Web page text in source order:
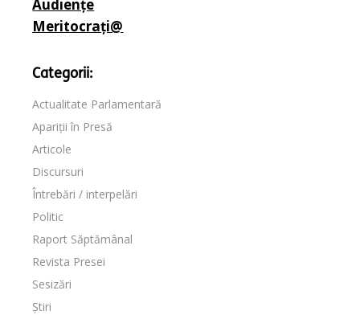
Audiențe
Meritocrați@
Categorii:
Actualitate Parlamentară
Apariții în Presă
Articole
Discursuri
Întrebări / interpelări
Politic
Raport Săptămânal
Revista Presei
Sesizări
Știri